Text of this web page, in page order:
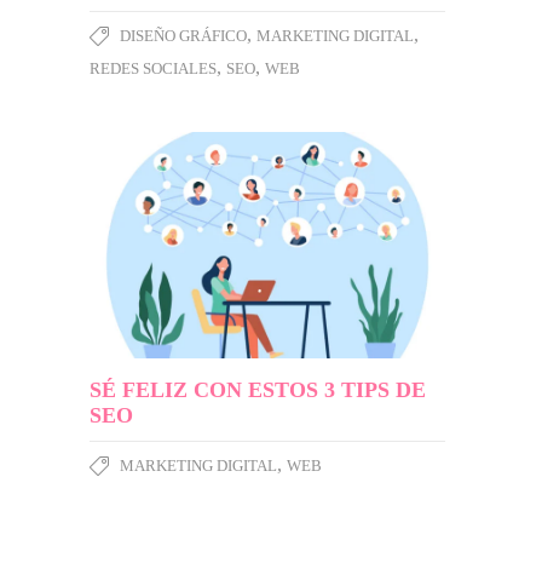
DISEÑO GRÁFICO, MARKETING DIGITAL,
REDES SOCIALES, SEO, WEB
SÉ FELIZ CON ESTOS 3 TIPS DE
SEO
MARKETING DIGITAL, WEB